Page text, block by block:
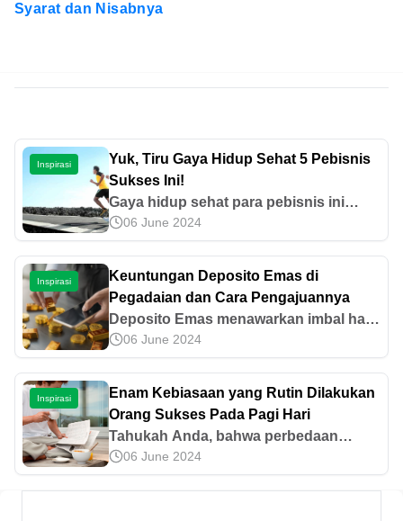
Syarat dan Nisabnya
Inspirasi
Yuk, Tiru Gaya Hidup Sehat 5 Pebisnis
Sukses Ini!
Gaya hidup sehat para pebisnis ini
patut kita tiru. Mereka memiliki cara
masing-masing untuk hidup sehat
sehingga dapat terus bekerja dengan
lancar.
06 June 2024
Inspirasi
Keuntungan Deposito Emas di
Pegadaian dan Cara Pengajuannya
Deposito Emas menawarkan imbal hasil
rutin dalam bentuk gram emas. Simak
berbagai keuntungan Deposito Emas di
Pegadaian di sini!
06 June 2024
Inspirasi
Enam Kebiasaan yang Rutin Dilakukan
Orang Sukses Pada Pagi Hari
Tahukah Anda, bahwa perbedaan
antara orang sukses dengan yang tidak
terletak pada kebiasaan yang dilakukan
06 June 2024